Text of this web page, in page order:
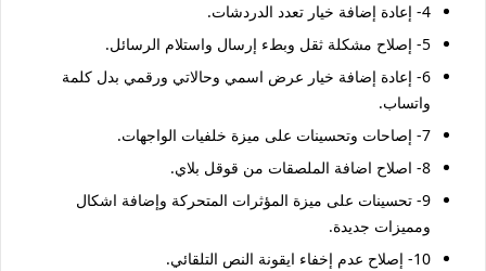
4- إعادة إضافة خيار تعدد الدردشات.
5- إصلاح مشكلة ثقل وبطء إرسال واستلام الرسائل.
6- إعادة إضافة خيار عرض اسمي وحالاتي ورقمي بدل كلمة
واتساب.
7- إصاحات وتحسينات على ميزة خلفيات الواجهات.
8- اصلاح اضافة الملصقات من قوقل بلاي.
9- تحسينات على ميزة المؤثرات المتحركة وإضافة اشكال
ومميزات جديدة.
10- إصلاح عدم إخفاء ايقونة النص التلقائي.